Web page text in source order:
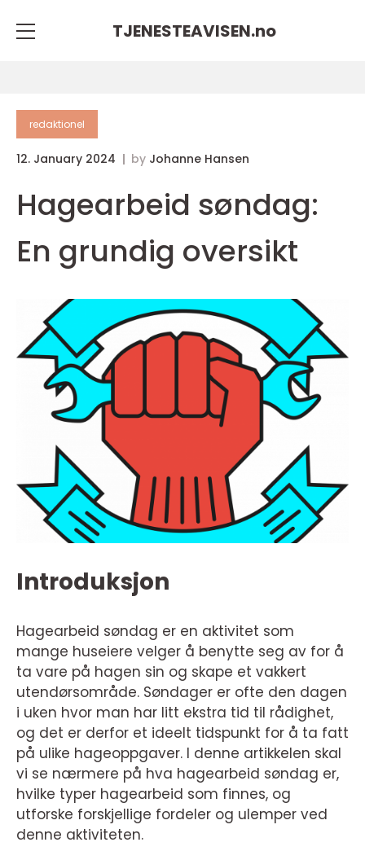
TJENESTEAVISEN.no
redaktionel
12. January 2024 by Johanne Hansen
Hagearbeid søndag:
En grundig oversikt
Introduksjon
Hagearbeid søndag er en aktivitet som
mange huseiere velger å benytte seg av for å
ta vare på hagen sin og skape et vakkert
utendørsområde. Søndager er ofte den dagen
i uken hvor man har litt ekstra tid til rådighet,
og det er derfor et ideelt tidspunkt for å ta fatt
på ulike hageoppgaver. I denne artikkelen skal
vi se nærmere på hva hagearbeid søndag er,
hvilke typer hagearbeid som finnes, og
utforske forskjellige fordeler og ulemper ved
denne aktiviteten.